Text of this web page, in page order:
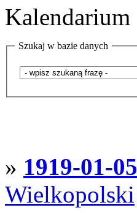
Kalendarium
Szukaj w bazie danych
» 1919-01-05
Wielkopolski